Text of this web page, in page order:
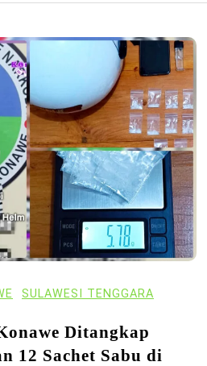
SULAWESI TENGGARA
Ditangkap
12 Sachet Sabu di